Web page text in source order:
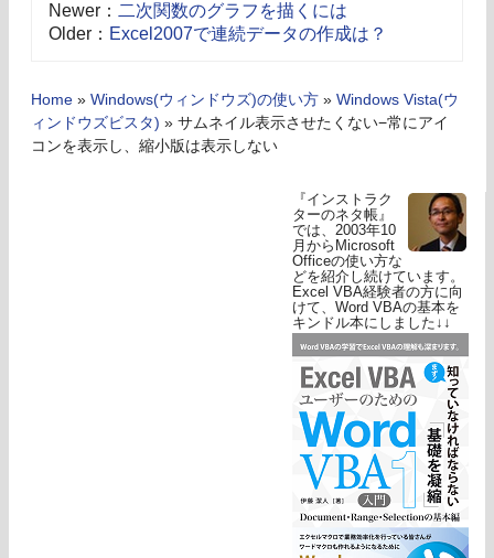
Newer： 二次関数のグラフを描くには
Older： Excel2007で連続データの作成は？
Home » Windows(ウィンドウズ)の使い方 » Windows Vista(ウ
ィンドウズビスタ) » サムネイル表示させたくない−常にアイ
コンを表示し、縮小版は表示しない
『インストラク
ターのネタ帳』
では、2003年10
月からMicrosoft
Officeの使い方な
どを紹介し続けています。
Excel VBA経験者の方に向
けて、Word VBAの基本を
キンドル本にしました↓↓